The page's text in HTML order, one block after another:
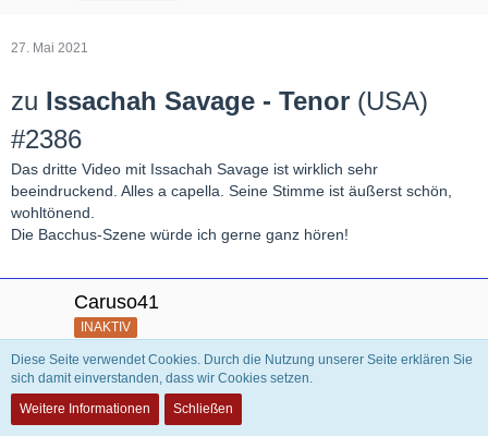
27. Mai 2021
zu Issachah Savage - Tenor (USA)
#2386
Das dritte Video mit Issachah Savage ist wirklich sehr
beeindruckend. Alles a capella. Seine Stimme ist äußerst schön,
wohltönend.
Die Bacchus-Szene würde ich gerne ganz hören!
Caruso41
INAKTIV
27. Mai 2021
Diese Seite verwendet Cookies. Durch die Nutzung unserer Seite erklären Sie
sich damit einverstanden, dass wir Cookies setzen.
Weitere Informationen
Schließen